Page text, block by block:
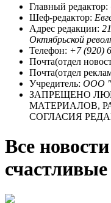
Главный редактор:
Шеф-редактор:
Адрес редакции:
Октябрьской
Телефон: +7 (920)
Почта(отдел
Почта(отдел
Учредитель: ООО
ЗАПРЕЩЕНО
МАТЕРИАЛОВ,
СОГЛАСИЯ
Все